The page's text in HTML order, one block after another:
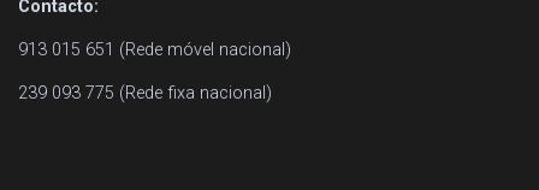
Contacto:
913 015 651 (Rede móvel nacional)
239 093 775 (Rede fixa nacional)